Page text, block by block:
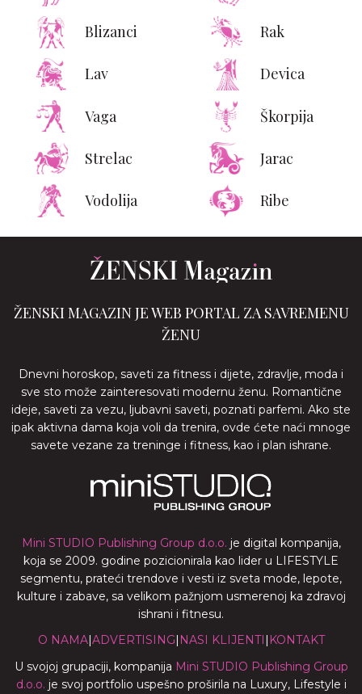
Blizanci Rak
Lav Devica
Vaga Škorpija
Strelac Jarac
Vodolija Ribe
ŽENSKI MAGAZIN JE WEB PORTAL ZA SAVREMENU
ŽENU
Dnevni horoskop, saveti za fitness i dijete, zdravlje, moda i
sve sto može zainteresovati modernu ženu. Romantične
ideje, saveti za vezu, ljubavni saveti, poznati parfemi. Ako ste
ipak aktivna dama koja voli da trenira, ovde ćete naći mnoge
savete vezane za treninge i fitness, kao i plan ishrane.
Mini STUDIO Publishing Group d.o.o. je digital kompanija,
koja se 2009. godine pozicionirala kao lider u LIFESTYLE
segmentu, prateći trendove i vesti iz sveta mode, lepote,
kulture i zabave, sa velikom pažnjom usmerenoj ka zdravoj
ishrani i fitnesu.
O NAMA| ADVERTISING NASI KLIJENTI
KONTAKT
U svojoj grupaciji, kompanija Mini STUDIO Publishing Group
d.o.o. je svoj portfolio uspešno proširila na Luxury, Lifestyle i